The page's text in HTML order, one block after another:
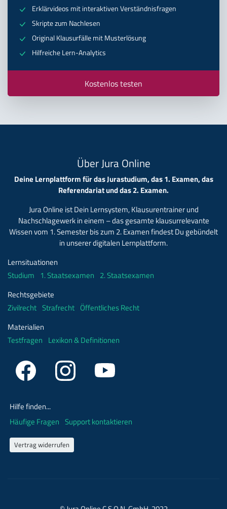
Erklärvideos mit interaktiven Verständnisfragen
Skripte zum Nachlesen
Original Klausurfälle mit Musterlösung
Hilfreiche Lern-Analytics
Kostenlos testen
Über Jura Online
Deine Lernplattform für das Jurastudium, das 1. Examen, das
Referendariat und das 2. Examen.
Jura Online ist Dein Lernsystem, Klausurentrainer und
Nachschlagewerk in einem – das gesamte klausurrelevante
Wissen vom 1. Semester bis zum 2. Examen findest Du gebündelt
in unserer digitalen Lernplattform.
Lernsituationen
Studium 1. Staatsexamen 2. Staatsexamen
Rechtsgebiete
Zivilrecht Strafrecht Öffentliches Recht
Materialien
Testfragen Lexikon & Definitionen
Hilfe finden...
Häufige Fragen Support kontaktieren
Vertrag widerrufen